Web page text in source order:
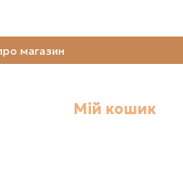
магазин
Мій кошик